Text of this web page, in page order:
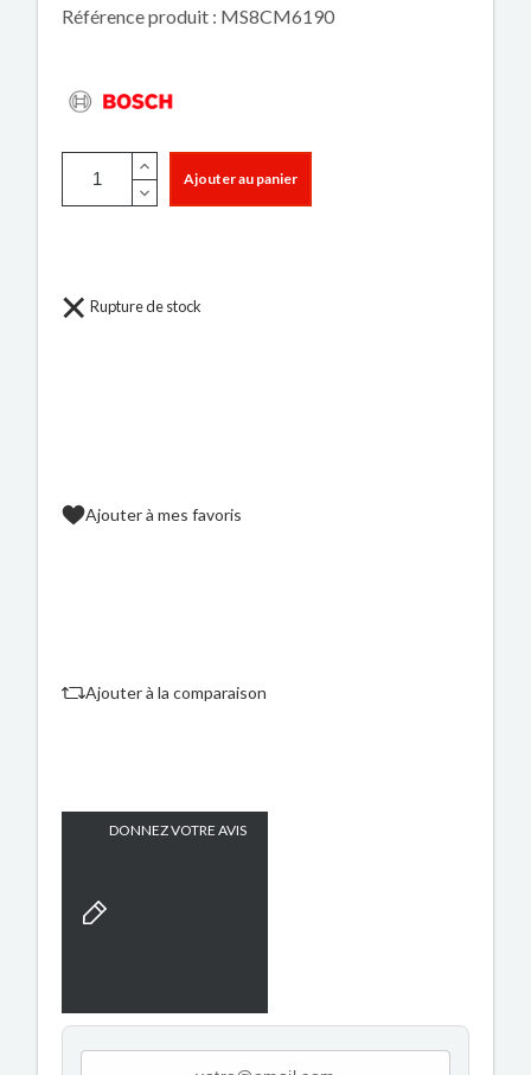
Référence produit : MS8CM6190
Ajouter au panier
Rupture de stock
Ajouter à mes favoris
Ajouter à la comparaison
DONNEZ VOTRE AVIS